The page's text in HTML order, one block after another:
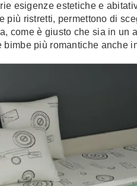
esigenze estetiche e
più ristretti, permettono di
come è giusto che sia in un
più romantiche anche